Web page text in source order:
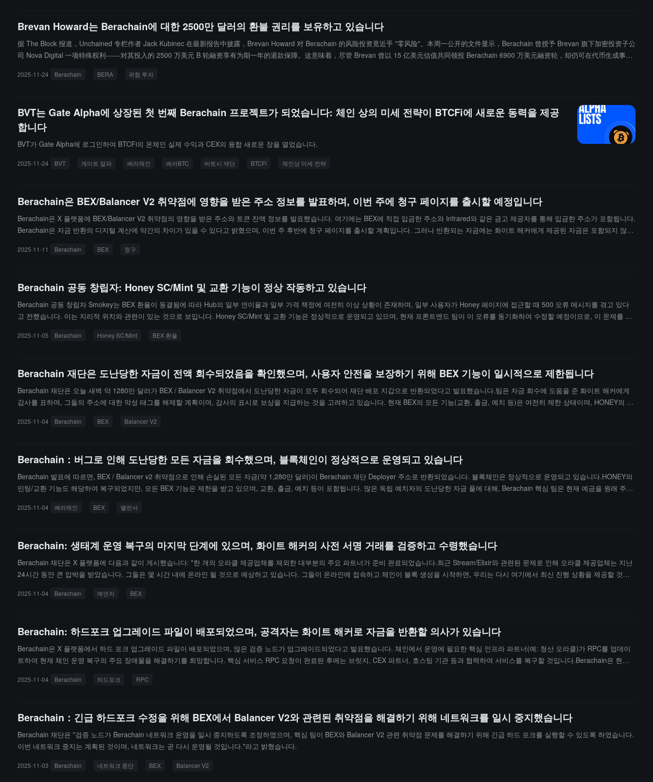
Brevan Howard는 Berachain에 대한 2500만 달러의 환불 권리를 보유하고 있습니다
据 The Block 报道，Unchained 专栏作者 Jack Kubinec 在最新报告中披露，Brevan Howard 对 Berachain 的风险投资竟近乎 "零风险"。本周一公开的文件显示，Berachain 曾授予 Brevan 旗下加密投资子公
司 Nova Digital 一项特殊权利------对其投入的 2500 万美元 B 轮融资享有为期一年的退款保障。这意味着，尽管 Brevan 曾以 15 亿美元估值共同领投 Berachain 6900 万美元融资轮，却仍可在代币生成事件
表现优异，基金将获得超额收益；若代币表现不及预期，基金可行使退款权利。"目前 BERA 代币交易价格约为 1 美元，较 Brevan 投资成本价 3 美元已下跌约 67%。根据 The Block 数据平台显示，该代币
2025-11-24 Berachain BERA 위험 투자
BVT는 Gate Alpha에 상장된 첫 번째 Berachain 프로젝트가 되었습니다: 체인 상의 미세 전략이 BTCFi에 새로운 동력을 제공
합니다
BVT가 Gate Alpha에 로그인하여 BTCFi의 온체인 실제 수익과 CEX의 융합 새로운 장을 열었습니다.
2025-11-24 BVT 게이트 알파 베라체인 베라BTC 바토시 재단 BTCFi 체인상 미세 전략
Berachain은 BEX/Balancer V2 취약점에 영향을 받은 주소 정보를 발표하며, 이번 주에 청구 페이지를 출시할 예정입니다
Berachain은 X 플랫폼에 BEX/Balancer V2 취약점의 영향을 받은 주소와 토큰 잔액 정보를 발표했습니다. 여기에는 BEX에 직접 입금한 주소와 Infrared와 같은 금고 제공자를 통해 입금한 주소가 포함됩니다.
Berachain은 자금 반환의 디지털 계산에 약간의 차이가 있을 수 있다고 밝혔으며, 이번 주 후반에 청구 페이지를 출시할 계획입니다. 그러나 반환되는 자금에는 화이트 해커에게 제공된 자금은 포함되지 않으
2025-11-11 Berachain BEX 청구
Berachain 공동 창립자: Honey SC/Mint 및 교환 기능이 정상 작동하고 있습니다
Berachain 공동 창립자 Smokey는 BEX 환율이 동결됨에 따라 Hub의 일부 연이율과 일부 가격 책정에 여전히 이상 상황이 존재하며, 일부 사용자가 Honey 페이지에 접근할 때 500 오류 메시지를 겪고 있다
고 전했습니다. 이는 지리적 위치와 관련이 있는 것으로 보입니다. Honey SC/Mint 및 교환 기능은 정상적으로 운영되고 있으며, 현재 프론트엔드 팀이 이 오류를 동기화하여 수정할 예정이므로, 이 문제를 겪
2025-11-05 Berachain Honey SC/Mint BEX 환율
Berachain 재단은 도난당한 자금이 전액 회수되었음을 확인했으며, 사용자 안전을 보장하기 위해 BEX 기능이 일시적으로 제한됩니다
Berachain 재단은 오늘 새벽 약 1280만 달러가 BEX / Balancer V2 취약점에서 도난당한 자금이 모두 회수되어 재단 배포 지갑으로 반환되었다고 발표했습니다.팀은 자금 회수에 도움을 준 화이트 해커에게
감사를 표하며, 그들의 주소에 대한 악성 태그를 해제할 계획이며, 감사의 표시로 보상을 지급하는 것을 고려하고 있습니다. 현재 BEX의 모든 기능(교환, 출금, 예치 등)은 여전히 제한 상태이며, HONEY의 발
원래 사용자 주소로 하나씩 귀속하고 분배하기 위한 시스템을 마련하고 있습니다. 취약점의 영향을 받지 않은 BEX 예치금도 현재 인출할 수 없으며, 팀은 이 조치가 신중한 고려에서 비롯된 것이라고 밝혔으
2025-11-04 Berachain BEX Balancer V2
Berachain：버그로 인해 도난당한 모든 자금을 회수했으며, 블록체인이 정상적으로 운영되고 있습니다
Berachain 발표에 따르면, BEX / Balancer v2 취약점으로 인해 손실된 모든 자금(약 1,280만 달러)이 Berachain 재단 Deployer 주소로 반환되었습니다. 블록체인은 정상적으로 운영되고 있습니다.HONEY의
민팅/교환 기능도 해당하여 복구되었지만, 모든 BEX 기능은 제한을 받고 있으며, 교환, 출금, 예치 등이 포함됩니다. 많은 독립 예치자의 도난당한 자금 풀에 대해, Berachain 핵심 팀은 현재 예금을 원래 주소
아직 완전히 밝혀지지 않았기 때문에 신중한 고려에 따른 것입니다.
2025-11-04 베라체인 BEX 밸런서
Berachain: 생태계 운영 복구의 마지막 단계에 있으며, 화이트 해커의 사전 서명 거래를 검증하고 수령했습니다
Berachain 재단은 X 플랫폼에 다음과 같이 게시했습니다: "한 개의 오라클 제공업체를 제외한 대부분의 주요 파트너가 준비 완료되었습니다.최근 Stream/Elixir와 관련된 문제로 인해 오라클 제공업체는 지난
24시간 동안 큰 압박을 받았습니다. 그들은 몇 시간 내에 온라인 될 것으로 예상하고 있습니다. 그들이 온라인에 접속하고 체인이 블록 생성을 시작하면, 우리는 다시 여기에서 최신 진행 상황을 제공할 것입
추가 작업 없이 BEX 자금을 '화이트 해커' 측에서 재단 배포자 지갑으로 전송할 수 있습니다. 자금을 성공적으로 회수할 수 있다면, 우리는 커뮤니티에 최신 상황을 알릴 것입니다. 우리는 생태계의 정상 운영
2025-11-04 Berachain 예언자 BEX
Berachain: 하드포크 업그레이드 파일이 배포되었으며, 공격자는 화이트 해커로 자금을 반환할 의사가 있습니다
Berachain은 X 플랫폼에서 하드 포크 업그레이드 파일이 배포되었으며, 많은 검증 노드가 업그레이드되었다고 발표했습니다. 체인에서 운영에 필요한 핵심 인프라 파트너(예: 청산 오라클)가 RPC를 업데이
트하여 현재 체인 운영 복구의 주요 장애물을 해결하기를 희망합니다. 핵심 서비스 RPC 요청이 완료된 후에는 브릿지, CEX 파트너, 호스팅 기관 등과 협력하여 서비스를 복구할 것입니다.Berachain은 현재 B
hain의 배포 주소로 반환될 것으로 예상됩니다.
2025-11-04 Berachain 하드포크 RPC
Berachain：긴급 하드포크 수정을 위해 BEX에서 Balancer V2와 관련된 취약점을 해결하기 위해 네트워크를 일시 중지했습니다
Berachain 재단은 "검증 노드가 Berachain 네트워크 운영을 일시 중지하도록 조정하였으며, 핵심 팀이 BEX와 Balancer V2 관련 취약점 문제를 해결하기 위해 긴급 하드 포크를 실행할 수 있도록 하였습니다.
이번 네트워크 중지는 계획된 것이며, 네트워크는 곧 다시 운영될 것입니다."라고 밝혔습니다.
2025-11-03 Berachain 네트워크 중단 BEX Balancer V2